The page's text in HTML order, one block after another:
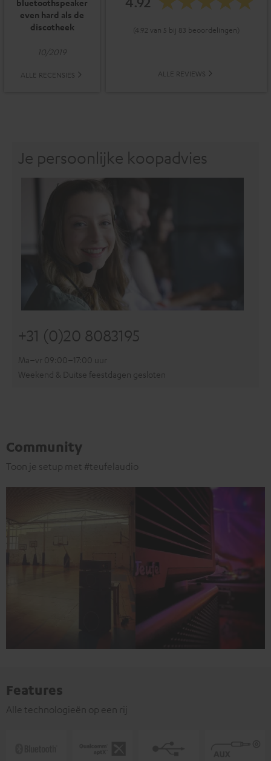
bluetoothspeaker
even hard als de
discotheek
10/2019
ALLE RECENSIES
(4.92 van 5 bij 83 beoordelingen)
ALLE REVIEWS
Je persoonlijke koopadvies
+31 (0)20 8083195
Ma–vr 09:00–17:00 uur
Weekend & Duitse feestdagen gesloten
Community
Toon je setup met #teufelaudio
Features
Alle technologieën op een rij